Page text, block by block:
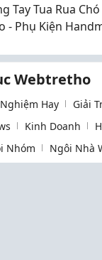
Trang Mới
Tay Tua Rua
- Phụ Kiện
Webtretho
Hay Giải
Kinh Doanh
Nhóm
Ngôi Nhà